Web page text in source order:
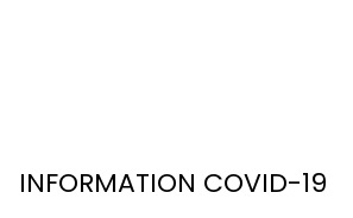
INFORMATION COVID-19